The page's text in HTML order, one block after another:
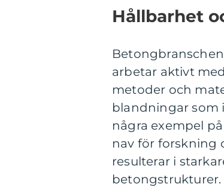
Hållbarhet
arbetar aktivt
metoder och
blandningar som
några exempel
nav för forskning
resulterar i
betongstrukturer.